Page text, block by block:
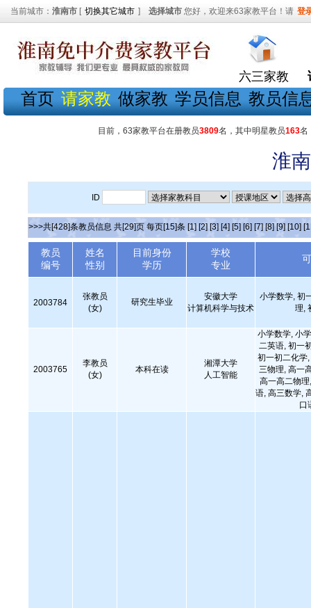
当前城市： 淮南市 [ 切换其它城市 ] 选择城市 您好，欢迎来63家教平台！请 登
六三家教
首页 请家教 做家教 学员信息 教员信
目前，63家教平台在册教员3809名，其中明星教员163名
淮
ID
>>>共[428]条教员信息 共[29]页 每页[15]条 [1] [2] [3] [4] [5] [6] [7] [8] [9] [10]
教员
编号
姓名
性别
目前身份
学历
学校
专业
2003784
张教员
(女)
研究生毕业
安徽大学
计算机科学与技术
小学数学, 初
理,
2003765
李教员
(女)
本科在读
湘潭大学
人工智能
小学数学, 小
二英语, 初一
初一初二化学
三物理, 高一
高一高二物
语, 高三数学,
口